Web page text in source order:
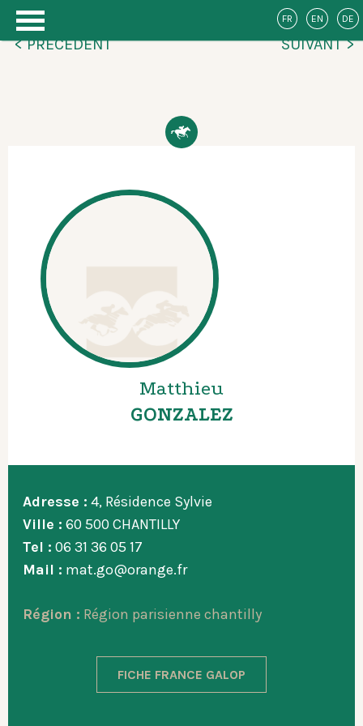
FR EN DE
< PRÉCÉDENT SUIVANT >
Matthieu
GONZALEZ
Adresse : 4, Résidence Sylvie
Ville : 60 500 CHANTILLY
Tel : 06 31 36 05 17
Mail : mat.go@orange.fr
Région : Région parisienne chantilly
FICHE FRANCE GALOP